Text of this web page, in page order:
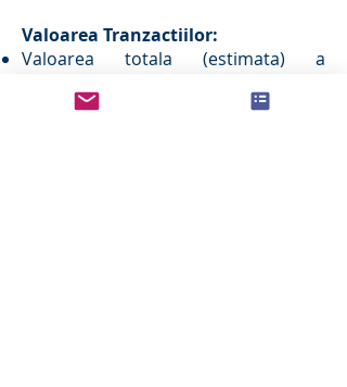
Valoarea Tranzactiilor:
Valoarea totala (estimata) a
Solicitarea de finantare adresata